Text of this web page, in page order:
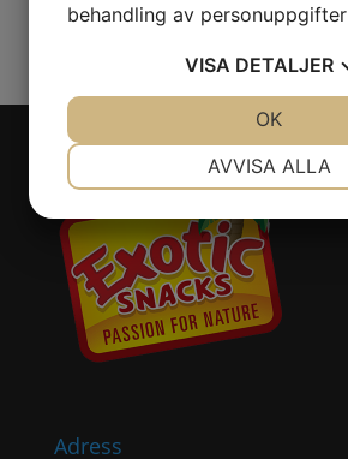
Lakritsfudge
Adress
behandling av personuppgifter
VISA DETALJER
MARKNADSFÖRING
AVVISA ALLA
OK